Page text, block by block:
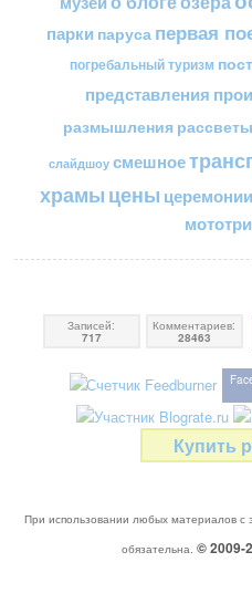
парки паруса первая
погребальный туризм
представления
размышления рассветы
слайдшоу смешное
храмы цены церемонии
Записей:
717
Комментариев:
28463
Купить
При использовании любых материалов с
обязательна. © 2009-